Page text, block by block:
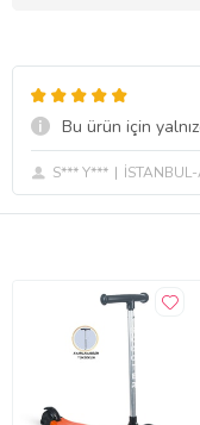
Bu ürün için
S*** Y***